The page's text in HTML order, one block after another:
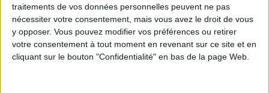
traitements de vos données personnelles peuvent ne pas
nécessiter votre consentement, mais vous avez le droit de vous
y opposer. Vous pouvez modifier vos préférences ou retirer
votre consentement à tout moment en revenant sur ce site et en
cliquant sur le bouton "Confidentialité" en bas de la page Web.